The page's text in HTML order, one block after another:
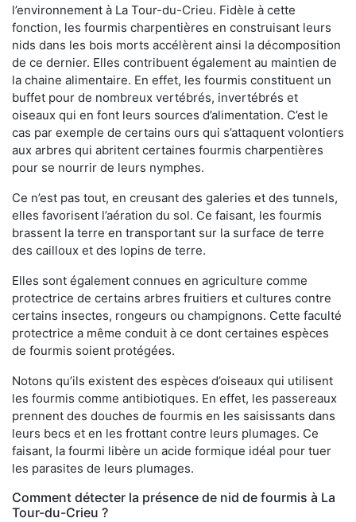
l’environnement à La Tour-du-Crieu. Fidèle à cette
fonction, les fourmis charpentières en construisant leurs
nids dans les bois morts accélèrent ainsi la décomposition
de ce dernier. Elles contribuent également au maintien de
la chaine alimentaire. En effet, les fourmis constituent un
buffet pour de nombreux vertébrés, invertébrés et
oiseaux qui en font leurs sources d’alimentation. C’est le
cas par exemple de certains ours qui s’attaquent volontiers
aux arbres qui abritent certaines fourmis charpentières
pour se nourrir de leurs nymphes.
Ce n’est pas tout, en creusant des galeries et des tunnels,
elles favorisent l’aération du sol. Ce faisant, les fourmis
brassent la terre en transportant sur la surface de terre
des cailloux et des lopins de terre.
Elles sont également connues en agriculture comme
protectrice de certains arbres fruitiers et cultures contre
certains insectes, rongeurs ou champignons. Cette faculté
protectrice a même conduit à ce dont certaines espèces
de fourmis soient protégées.
Notons qu’ils existent des espèces d’oiseaux qui utilisent
les fourmis comme antibiotiques. En effet, les passereaux
prennent des douches de fourmis en les saisissants dans
leurs becs et en les frottant contre leurs plumages. Ce
faisant, la fourmi libère un acide formique idéal pour tuer
les parasites de leurs plumages.
Comment détecter la présence de nid de fourmis à La
Tour-du-Crieu ?